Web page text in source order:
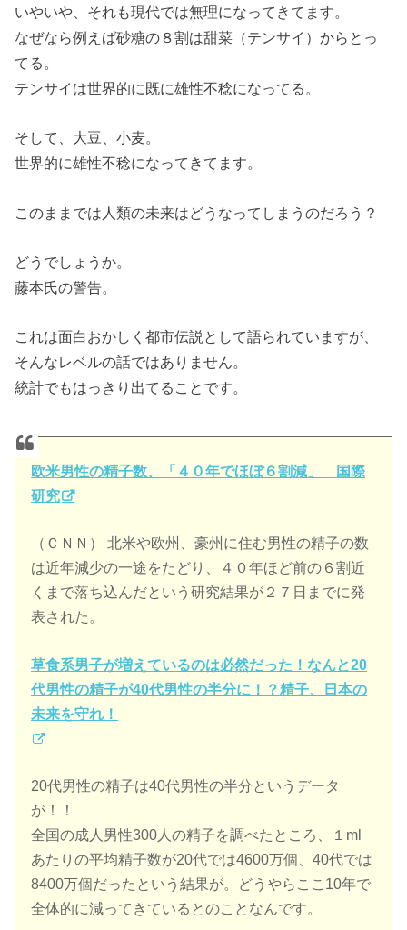
いやいや、それも現代では無理になってきてます。
なぜなら例えば砂糖の８割は甜菜（テンサイ）からとっ
てる。
テンサイは世界的に既に雄性不稔になってる。
そして、大豆、小麦。
世界的に雄性不稔になってきてます。
このままでは人類の未来はどうなってしまうのだろう？
どうでしょうか。
藤本氏の警告。
これは面白おかしく都市伝説として語られていますが、
そんなレベルの話ではありません。
統計でもはっきり出てることです。
欧米男性の精子数、「４０年でほぼ６割減」 国際
研究
（ＣＮＮ） 北米や欧州、豪州に住む男性の精子の数
は近年減少の一途をたどり、４０年ほど前の６割近
くまで落ち込んだという研究結果が２７日までに発
表された。
草食系男子が増えているのは必然だった！なんと20
代男性の精子が40代男性の半分に！？精子、日本の
未来を守れ！
20代男性の精子は40代男性の半分というデータ
が！！
全国の成人男性300人の精子を調べたところ、１ml
あたりの平均精子数が20代では4600万個、40代では
8400万個だったという結果が。どうやらここ10年で
全体的に減ってきているとのことなんです。